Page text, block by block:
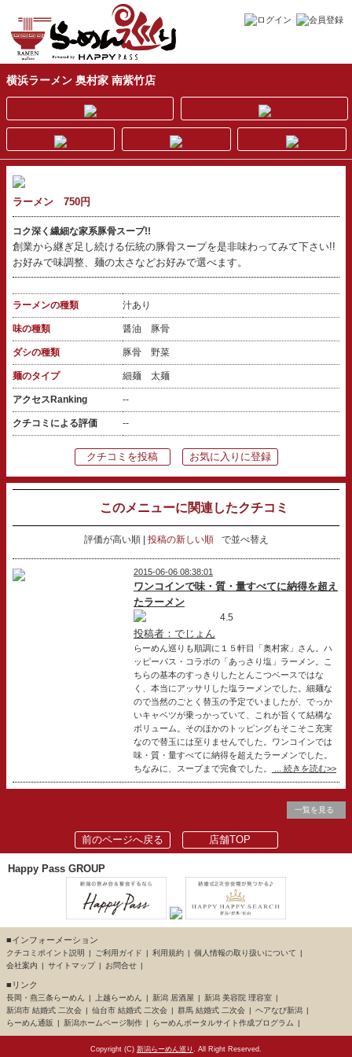
横浜ラーメン 奥村家 南紫竹店
ラーメン 750円
コク深く繊細な家系豚骨スープ!!
創業から継ぎ足し続ける伝統の豚骨スープを是非味わってみて下さい!!
お好みで味調整、麺の太さなどお好みで選べます。
ラーメンの種類 汁あり
味の種類 醤油 豚骨
ダシの種類 豚骨 野菜
麺のタイプ 細麺 太麺
アクセスRanking --
クチコミによる評価 --
クチコミを投稿 お気に入りに登録
このメニューに関連したクチコミ
評価が高い順 投稿の新しい順 で並べ替え
2015-06-06 08:38:01
ワンコインで味・質・量すべてに納得を超え
たラーメン
4.5
投稿者：でじょん
らーめん巡りも順調に１５軒目「奥村家」さん。ハ
ッピーパス・コラボの「あっさり塩」ラーメン。こ
ちらの基本のすっきりしたとんこつベースではな
く、本当にアッサリした塩ラーメンでした。細麺な
ので当然のごとく替玉の予定でいましたが、でっか
いキャベツが乗っかっていて、これが旨くて結構な
ボリューム。そのほかのトッピングもそこそこ充実
なので替玉には至りませんでした。ワンコインでは
味・質・量すべてに納得を超えたラーメンでした。
ちなみに、スープまで完食でした。
... 続きを読む>>
一覧を見る
前のページへ戻る 店舗TOP
Happy Pass GROUP
■インフォーメーション
クチコミポイント説明 ご利用ガイド 利用規約
個人情報の取り扱いについて
会社案内
サイトマップ お問合せ
■リンク
長岡・燕三条らーめん 上越らーめん 新潟 居酒屋
新潟 美容院 理容室
新潟市 結婚式 二次会
仙台市 結婚式 二次会 群馬 結婚式 二次会
ヘアなび新潟
らーめん通販
新潟ホームページ制作 らーめんポータルサイト作成プログラム
Copyright (C) 新潟らーめん巡り . All Right Reserved.